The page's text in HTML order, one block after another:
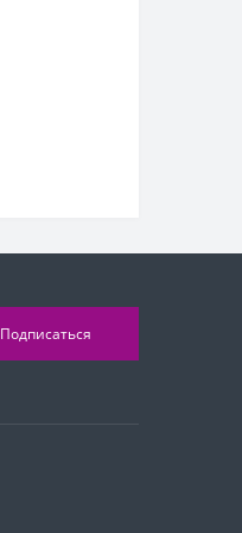
Подписаться